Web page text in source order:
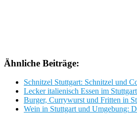
Ähnliche Beiträge:
Schnitzel Stuttgart: Schnitzel und
Lecker italienisch Essen im
Burger, Currywurst und Fritten in
Wein in Stuttgart und Umgebung: